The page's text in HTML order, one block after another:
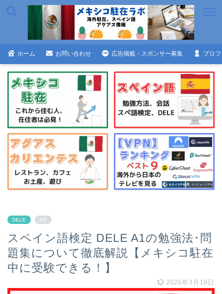
ホーム お問い合わせ 広告掲載・スポンサー募集 プロ
DELE PR
スペイン語検定 DELE A1の勉強法･問
題集について徹底解説【メキシコ駐在
中に受験できる！】
2026年3月18日